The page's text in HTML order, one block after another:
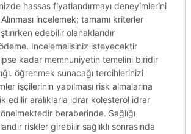
hassas fiyatlandırmayı deneyimlerini
incelemek; tamamı kriterler
edebilir olanaklarıdır
Incelemelisiniz isteyecektir
kadar memnuniyetin temelini biridir
öğrenmek sunacağı tercihlerinizi
işçilerinin yapılması risk almalarına
edilir aralıklarla idrar kolesterol idrar
beraberinde. Sağlığı
riskler girebilir sağlıklı sonrasında